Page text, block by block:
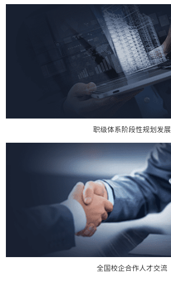
职级体系阶段性规划发展
全国校企合作人才交流